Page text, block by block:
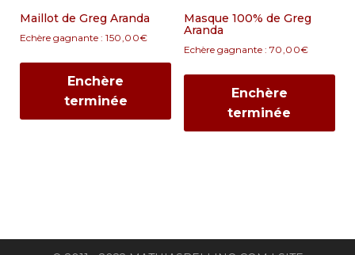
Maillot de Greg Aranda
Echère gagnante : 150,00€
Enchère
terminée
Masque 100% de Greg
Aranda
Echère gagnante : 70,00€
Enchère
terminée